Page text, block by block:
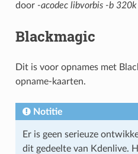
door -acodec libvorbis -b
Blackmagic
Dit is voor opnames met
opname-kaarten.
Notitie
Er is geen serieuze
dit gedeelte van Kdenlive.